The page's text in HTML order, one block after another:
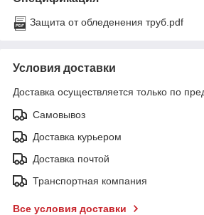
Защита от обледенения труб.pdf
Условия доставки
Доставка осуществляется только по
Самовывоз
Доставка курьером
Доставка почтой
Транспортная компания
Все условия доставки